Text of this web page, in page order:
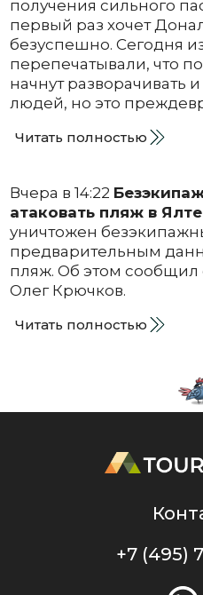
получения сильного
первый раз хочет
безуспешно. Сегодня
перепечатывали, что
начнут разворачивать
людей, но это
Читать полностью
Вчера в 14:22
атаковать пляж в Ялте
уничтожен
предварительным
пляж. Об этом сообщил
Олег Крючков.
Читать полностью
+7 (495)